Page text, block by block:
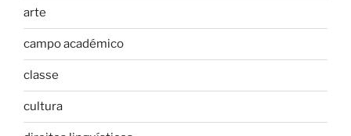
arte
campo académico
classe
cultura